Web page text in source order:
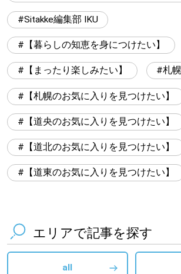
Sitakke編集部 IKU
【暮らしの知恵を身につけたい】
【まったり楽しみたい】 札
【札幌のお気に入りを見つけたい】
【道央のお気に入りを見つけたい】
【道北のお気に入りを見つけたい】
【道東のお気に入りを見つけたい】
エリアで記事を探す
all